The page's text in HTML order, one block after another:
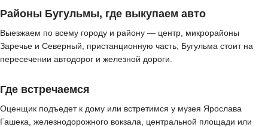
Районы Бугульмы, где выкупаем авто
Выезжаем по всему городу и району — центр, микрорайоны
Заречье и Северный, пристанционную часть; Бугульма стоит на
пересечении автодорог и железной дороги.
Где встречаемся
Оценщик подъедет к дому или встретимся у музея Ярослава
Гашека, железнодорожного вокзала, центральной площади или